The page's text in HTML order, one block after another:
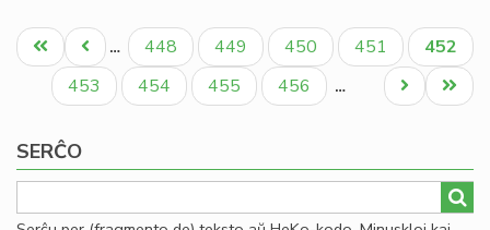
la
Pagination
Unua
paĝo
Antaŭa
paĝo
… Paĝo
448 Paĝo
449 Paĝo
450 Paĝo
451
Aktuala
paĝo
452
Paĝo
453 Paĝo
454 Paĝo
455 Paĝo
456 …
Last
page
Next
page
SERĈO